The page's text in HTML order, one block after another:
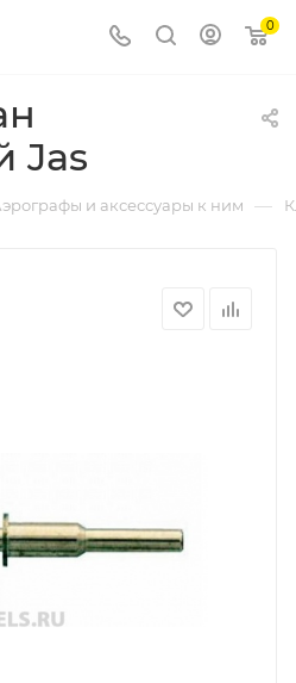
0
Jas
и аксессуары к ним —